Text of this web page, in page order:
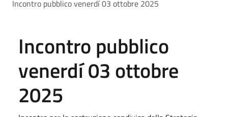
Incontro pubblico venerdí 03 ottobre 2025
Incontro pubblico
venerdí 03 ottobre
2025